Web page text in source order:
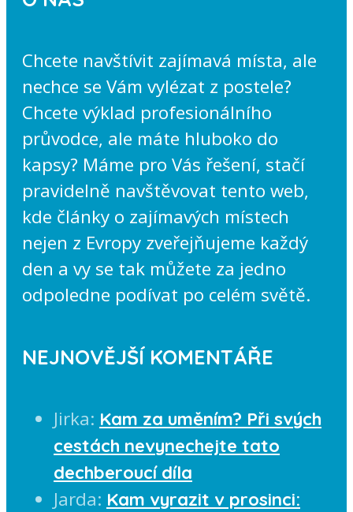
Chcete navštívit zajímavá místa, ale
nechce se Vám vylézat z postele?
Chcete výklad profesionálního
průvodce, ale máte hluboko do
kapsy? Máme pro Vás řešení, stačí
pravidelně navštěvovat tento web,
kde články o zajímavých místech
nejen z Evropy zveřejňujeme každý
den a vy se tak můžete za jedno
odpoledne podívat po celém světě.
NEJNOVĚJŠÍ KOMENTÁŘE
Jirka: Kam za uměním? Při svých
cestách nevynechejte tato
dechberoucí díla
Jarda: Kam vyrazit v prosinci: